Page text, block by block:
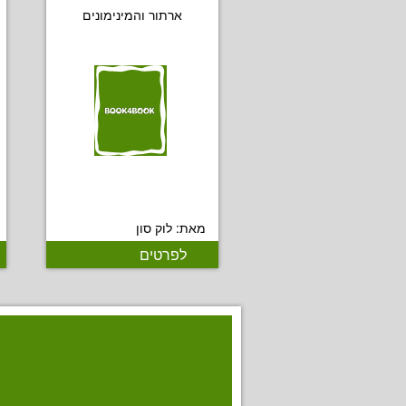
ארתור והמינימונים
מאת: לוק סון
לפרטים